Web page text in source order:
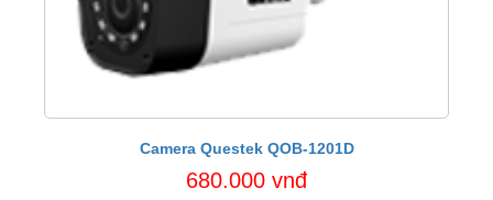
Camera Questek QOB-1201D
680.000 vnđ